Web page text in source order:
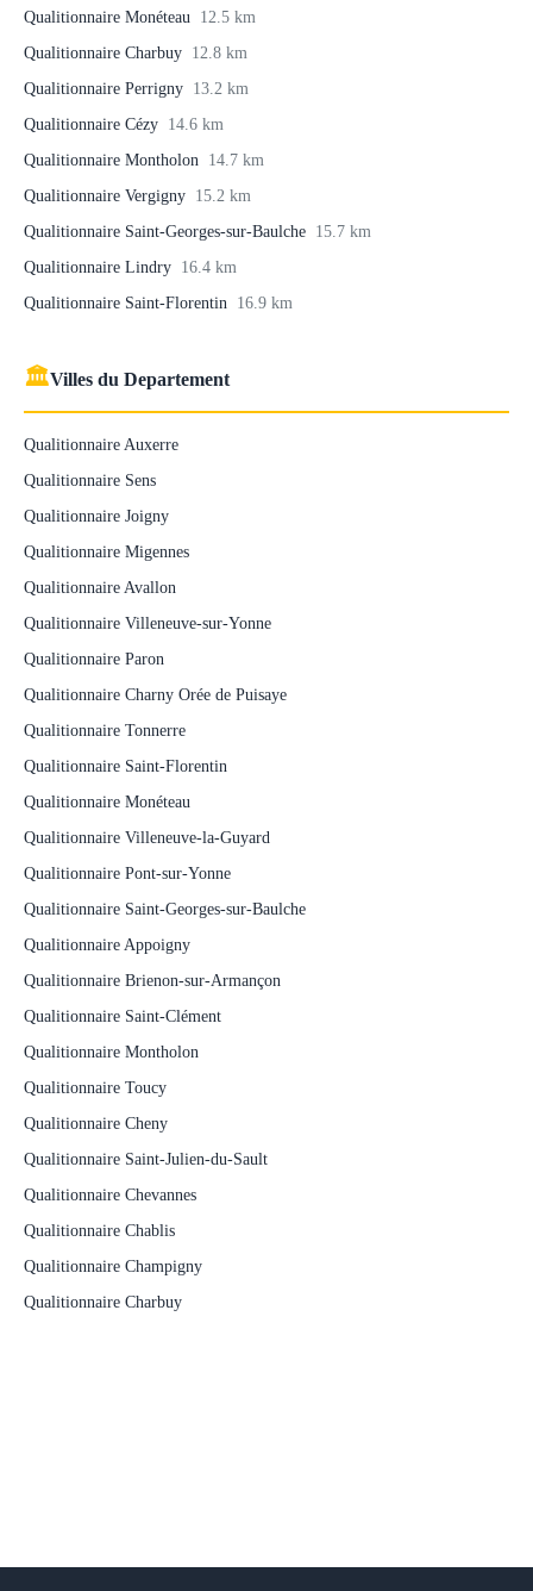
Qualitionnaire Monéteau 12.5 km
Qualitionnaire Charbuy 12.8 km
Qualitionnaire Perrigny 13.2 km
Qualitionnaire Cézy 14.6 km
Qualitionnaire Montholon 14.7 km
Qualitionnaire Vergigny 15.2 km
Qualitionnaire Saint-Georges-sur-Baulche 15.7 km
Qualitionnaire Lindry 16.4 km
Qualitionnaire Saint-Florentin 16.9 km
🏛Villes du Departement
Qualitionnaire Auxerre
Qualitionnaire Sens
Qualitionnaire Joigny
Qualitionnaire Migennes
Qualitionnaire Avallon
Qualitionnaire Villeneuve-sur-Yonne
Qualitionnaire Paron
Qualitionnaire Charny Orée de Puisaye
Qualitionnaire Tonnerre
Qualitionnaire Saint-Florentin
Qualitionnaire Monéteau
Qualitionnaire Villeneuve-la-Guyard
Qualitionnaire Pont-sur-Yonne
Qualitionnaire Saint-Georges-sur-Baulche
Qualitionnaire Appoigny
Qualitionnaire Brienon-sur-Armançon
Qualitionnaire Saint-Clément
Qualitionnaire Montholon
Qualitionnaire Toucy
Qualitionnaire Cheny
Qualitionnaire Saint-Julien-du-Sault
Qualitionnaire Chevannes
Qualitionnaire Chablis
Qualitionnaire Champigny
Qualitionnaire Charbuy